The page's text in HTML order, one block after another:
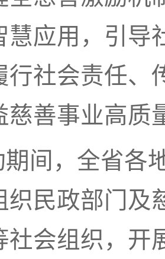
慧应用，引导
行社会责任、
慈善事业高质
期间，全省各
织民政部门及
社会组织，开